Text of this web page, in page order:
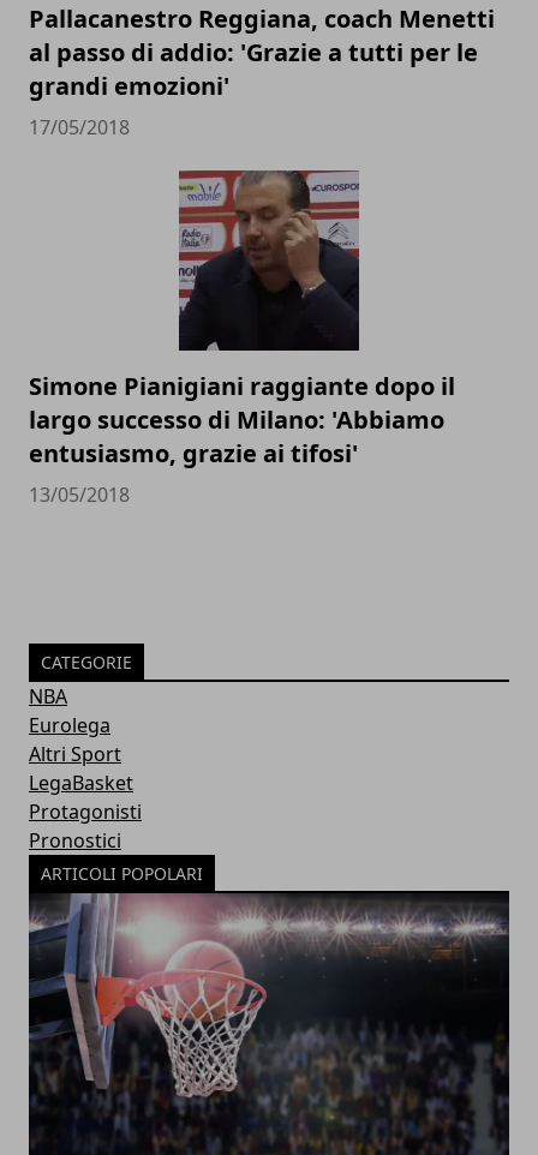
Pallacanestro Reggiana, coach Menetti
al passo di addio: 'Grazie a tutti per le
grandi emozioni'
17/05/2018
Simone Pianigiani raggiante dopo il
largo successo di Milano: 'Abbiamo
entusiasmo, grazie ai tifosi'
13/05/2018
CATEGORIE
NBA
Eurolega
Altri Sport
LegaBasket
Protagonisti
Pronostici
ARTICOLI POPOLARI